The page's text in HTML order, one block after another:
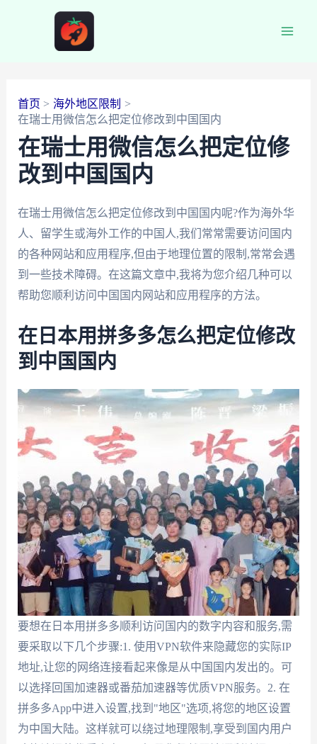
首页
海外地区限制
在瑞士用微信怎么把定位修改到中国国内
在瑞士用微信怎么把定位修
改到中国国内
在瑞士用微信怎么把定位修改到中国国内呢?作为海外华
人、留学生或海外工作的中国人,我们常常需要访问国内
的各种网站和应用程序,但由于地理位置的限制,常常会遇
到一些技术障碍。在这篇文章中,我将为您介绍几种可以
帮助您顺利访问中国国内网站和应用程序的方法。
在日本用拼多多怎么把定位修改
到中国国内
要想在日本用拼多多顺利访问国内的数字内容和服务,需
要采取以下几个步骤:1. 使用VPN软件来隐藏您的实际IP
地址,让您的网络连接看起来像是从中国国内发出的。可
以选择回国加速器或番茄加速器等优质VPN服务。2. 在
拼多多App中进入设置,找到"地区"选项,将您的地区设置
为中国大陆。这样就可以绕过地理限制,享受到国内用户